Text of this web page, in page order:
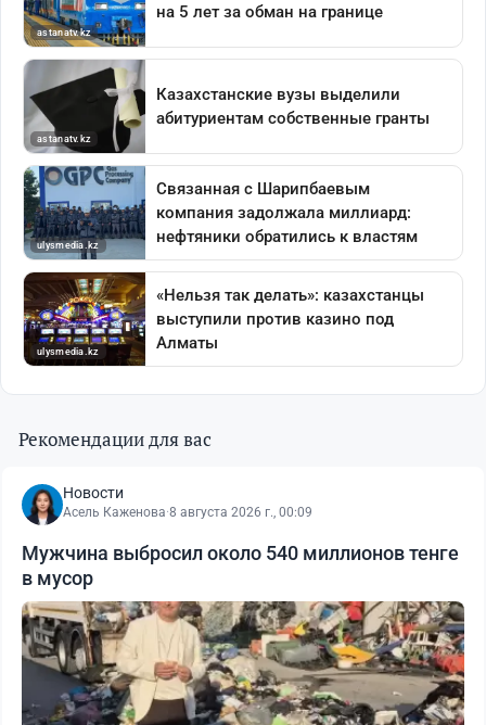
Рекомендации для вас
Новости
Асель Каженова·8 августа 2026 г., 00:09
Мужчина выбросил около 540 миллионов тенге
в мусор